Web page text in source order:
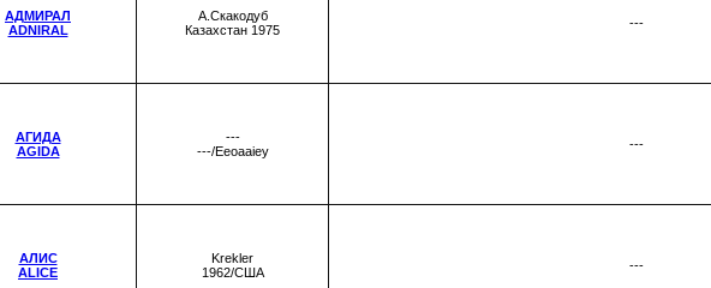
АДМИРАЛ
ADNIRAL
А.Скакодуб
Казахстан 1975
---
АГИДА
AGIDA
---
---/Eeoaaiey
---
АЛИС
ALICE
Krekler
1962/США
---